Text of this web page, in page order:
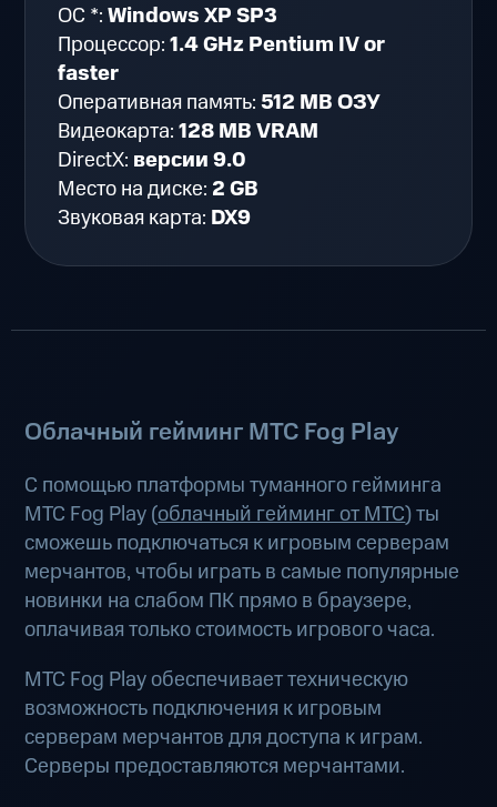
ОС *:Windows XP SP3
Процессор:1.4 GHz Pentium IV or
faster
Оперативная память:512 MB ОЗУ
Видеокарта:128 MB VRAM
DirectX: версии 9.0
Место на диске: 2 GB
Звуковая карта: DX9
Облачный гейминг МТС Fog Play
С помощью платформы туманного гейминга
МТС Fog Play (облачный гейминг от МТС) ты
сможешь подключаться к игровым серверам
мерчантов, чтобы играть в самые популярные
новинки на слабом ПК прямо в браузере,
оплачивая только стоимость игрового часа.
МТС Fog Play обеспечивает техническую
возможность подключения к игровым
серверам мерчантов для доступа к играм.
Серверы предоставляются мерчантами.